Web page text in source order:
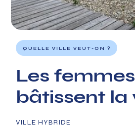
QUELLE VILLE VEUT-ON ?
Les femmes
bâtissent la
VILLE HYBRIDE